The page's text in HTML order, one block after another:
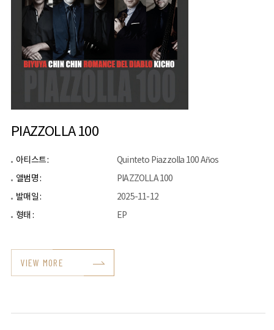
PIAZZOLLA 100
아티스트 :
Quinteto Piazzolla 100 Años
앨범명 :
PIAZZOLLA 100
발매일 :
2025-11-12
형태 :
EP
VIEW MORE